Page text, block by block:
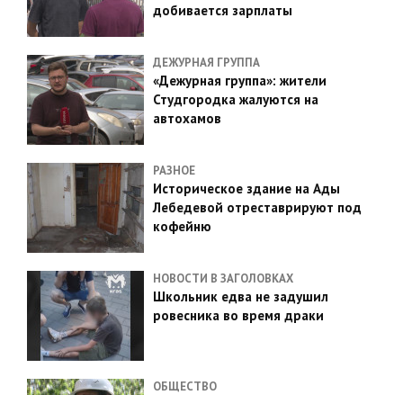
добивается зарплаты
ДЕЖУРНАЯ ГРУППА
«Дежурная группа»: жители
Студгородка жалуются на
автохамов
РАЗНОЕ
Историческое здание на Ады
Лебедевой отреставрируют под
кофейню
НОВОСТИ В ЗАГОЛОВКАХ
Школьник едва не задушил
ровесника во время драки
ОБЩЕСТВО